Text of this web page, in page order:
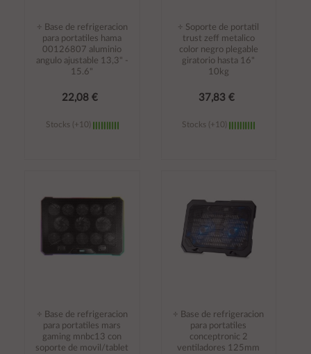
÷ Base de refrigeracion
para portatiles hama
00126807 aluminio
angulo ajustable 13,3" -
15.6"
22,08 €
Stocks (+10)
÷ Soporte de portatil
trust zeff metalico
color negro plegable
giratorio hasta 16"
10kg
37,83 €
Stocks (+10)
÷ Base de refrigeracion
para portatiles mars
gaming mnbc13 con
soporte de movil/tablet
÷ Base de refrigeracion
para portatiles
conceptronic 2
ventiladores 125mm